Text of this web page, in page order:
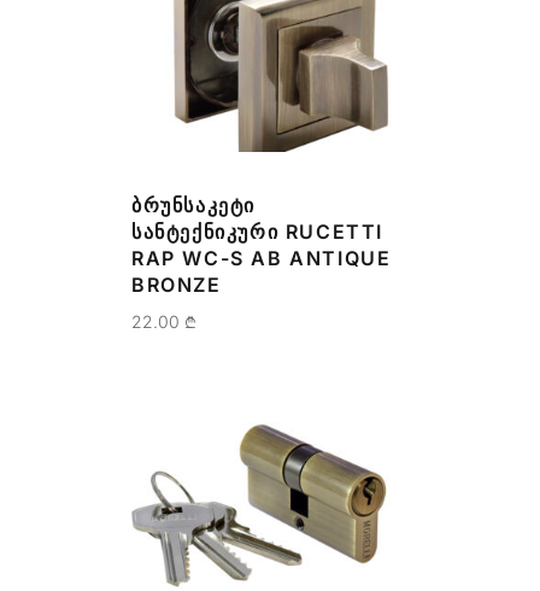
ᲑᲠᲣᲜᲡᲐᲙᲔᲢᲘ
ᲡᲐᲜᲢᲔᲥᲜᲘᲙᲣᲠᲘ RUCETTI
RAP WC-S AB ANTIQUE
BRONZE
22.00 ₾